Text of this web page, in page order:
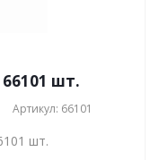
шт.
Артикул: 66101
шт.